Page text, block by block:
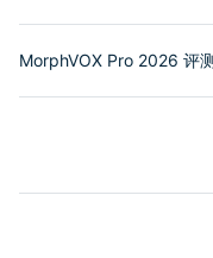
MorphVOX Pro 2026 评